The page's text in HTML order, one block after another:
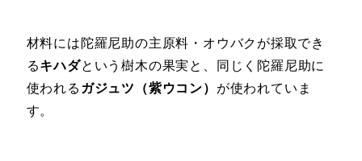
材料には陀羅尼助の主原料・オウバクが採取でき
るキハダという樹木の果実と、同じく陀羅尼助に
使われるガジュツ（紫ウコン） が使われていま
す。